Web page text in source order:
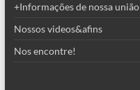
+Informações de nossa união
Nossos videos&afins
Nos encontre!